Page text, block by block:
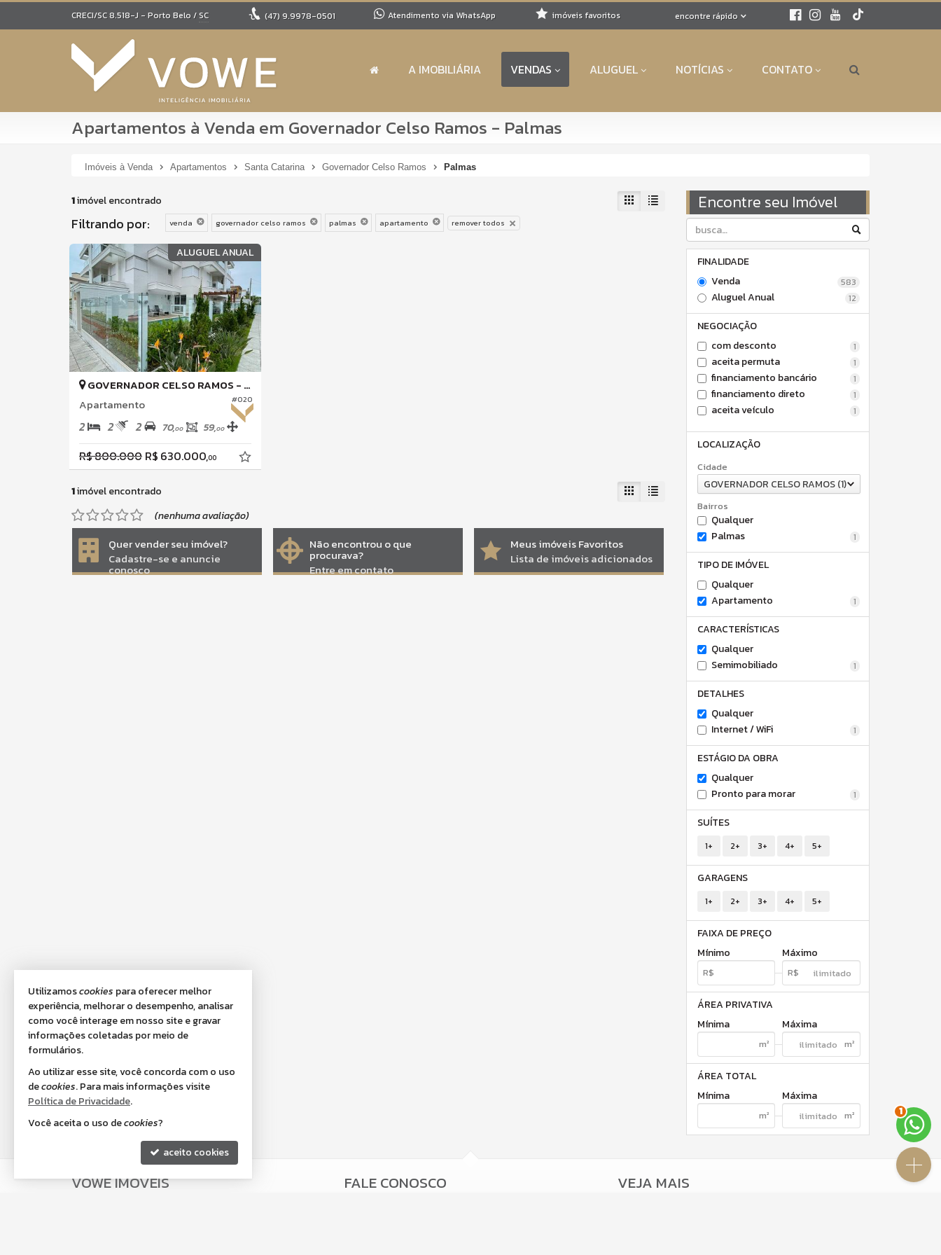
CRECI/SC 8.518-J - Porto Belo /SC (47)9.9978-0501 Atendimento via WhatsApp encontre rápido
imóveis favoritos
A IMOBILIÁRIA VENDAS ALUGUEL NOTÍCIAS CONTATO
Apartamentos à Venda em Governador Celso Ramos - Palmas
Imóveis à Venda Apartamentos Santa Catarina Governador Celso Ramos Palmas
Encontre seu Imóvel
FINALIDADE
Venda
583
Aluguel Anual 12
NEGOCIAÇÃO
com desconto
1
aceita permuta 1
financiamento bancário 1
financiamento direto 1
aceita veículo 1
LOCALIZAÇÃO
Cidade
GOVERNADOR CELSO RAMOS (1)
Bairros
Qualquer
Palmas
1
TIPO DE IMÓVEL
Qualquer
Apartamento
1
CARACTERÍSTICAS
Qualquer
Semimobiliado
1
DETALHES
Qualquer
Internet / WiFi
1
ESTÁGIO DA OBRA
Qualquer
Pronto para morar
1
SUÍTES
1+ 2+ 3+ 4+ 5+
GARAGENS
1+ 2+ 3+ 4+ 5+
FAIXA DE PREÇO
Mínimo
Máximo
ÁREA PRIVATIVA
Mínima
Máxima
ÁREA TOTAL
Mínima
Máxima
1imóvel encontrado
Filtrando por: venda governador celso ramos palmas apartamento remover todos
ALUGUEL ANUAL
#020
GOVERNADOR CELSO RAMOS - PALMAS
Apartamento
2 2 2 70,00 59,00
R$ 800.000 R$ 630.000,00
1imóvel encontrado
(nenhuma avaliação)
Quer vender seu imóvel?
Cadastre-se e anuncie
conosco
Não encontrou o que
procurava?
Entre em contato
Meus imóveis Favoritos
Lista de imóveis adicionados
VOWE IMÓVEIS FALE CONOSCO VEJA MAIS
1
Utilizamoscookies para oferecer melhor
experiência, melhorar o desempenho, analisar
como você interage em nosso site e gravar
informações coletadas por meio de
formulários.
Ao utilizar esse site, você concorda com o uso
decookies. Para mais informações visite
Política de Privacidade.
Você aceita o uso decookies?
aceito cookies